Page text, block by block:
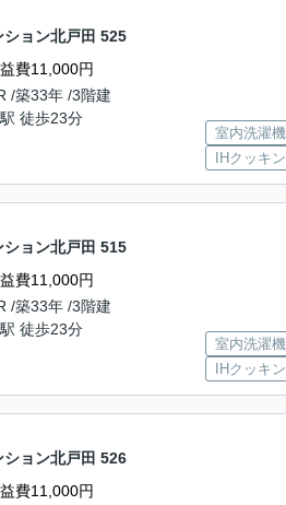
ション北戸田 525
費11,000円
/築33年 /3階建
駅 徒歩23分
室内洗濯
IHクッキ
ション北戸田 515
費11,000円
/築33年 /3階建
駅 徒歩23分
室内洗濯
IHクッキ
ション北戸田 526
費11,000円